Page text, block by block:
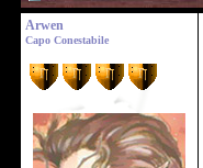
Arwen
Capo Conestabile